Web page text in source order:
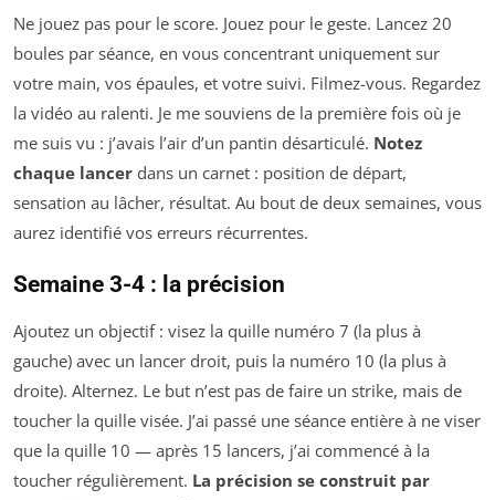
Ne jouez pas pour le score. Jouez pour le geste. Lancez 20
boules par séance, en vous concentrant uniquement sur
votre main, vos épaules, et votre suivi. Filmez-vous. Regardez
la vidéo au ralenti. Je me souviens de la première fois où je
me suis vu : j’avais l’air d’un pantin désarticulé. Notez
chaque lancer dans un carnet : position de départ,
sensation au lâcher, résultat. Au bout de deux semaines, vous
aurez identifié vos erreurs récurrentes.
Semaine 3-4 : la précision
Ajoutez un objectif : visez la quille numéro 7 (la plus à
gauche) avec un lancer droit, puis la numéro 10 (la plus à
droite). Alternez. Le but n’est pas de faire un strike, mais de
toucher la quille visée. J’ai passé une séance entière à ne viser
que la quille 10 — après 15 lancers, j’ai commencé à la
toucher régulièrement. La précision se construit par